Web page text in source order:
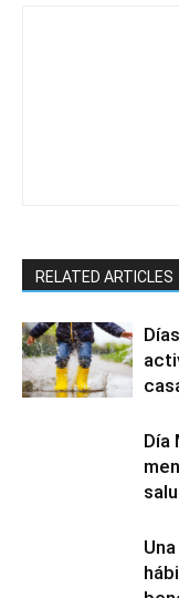
RELATED ARTICLES
Día